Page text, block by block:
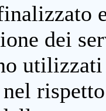
dei
nel